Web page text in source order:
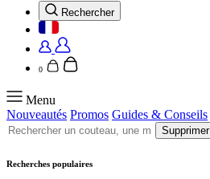
Rechercher
0
Menu
Nouveautés Promos Guides & Conseils
Supprimer
Recherches populaires